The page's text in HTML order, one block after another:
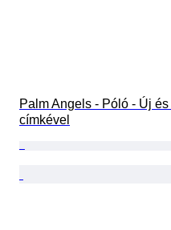
Palm Angels - Póló - Új és
címkével